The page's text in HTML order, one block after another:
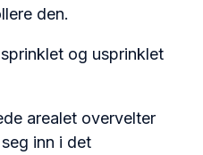
den.
og usprinklet
arealet overvelter
inn i det